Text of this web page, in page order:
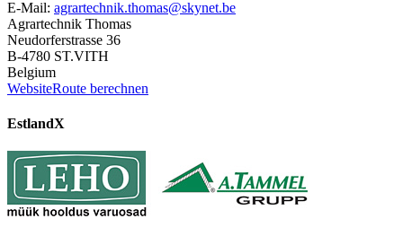
E-Mail: agrartechnik.thomas@skynet.be
Agrartechnik Thomas
Neudorferstrasse 36
B-4780 ST.VITH
Belgium
WebsiteRoute berechnen
EstlandX